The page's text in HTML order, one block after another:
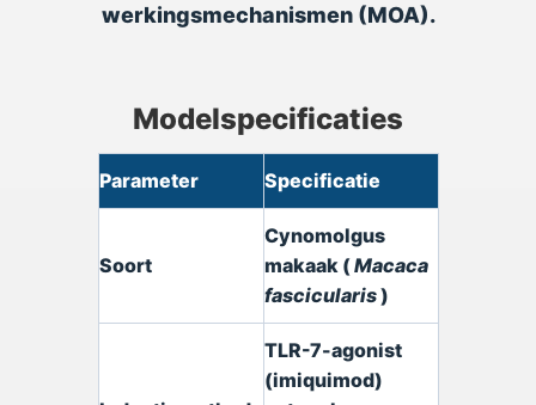
werkingsmechanismen (MOA).
Modelspecificaties
Parameter Specificatie
Soort
Cynomolgus
makaak (Macaca
fascicularis)
TLR-7-agonist
(imiquimod)